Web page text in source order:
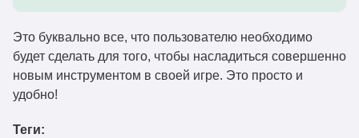
woolplates-1.17.1-
v1.2.1.jar
1.17.1
Это буквально все, что пользователю необходимо
будет сделать для того, чтобы насладиться совершенно
новым инструментом в своей игре. Это просто и
удобно!
Теги: